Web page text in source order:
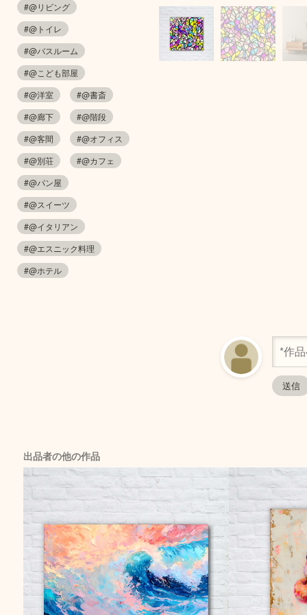
#@リビング
#@トイレ
#@バスルーム
#@こども部屋
#@洋室
#@書斎
#@廊下
#@階段
#@客間
#@オフィス
#@別荘
#@カフェ
#@パン屋
#@スイーツ
#@イタリアン
#@エスニック料理
#@ホテル
出品者の他の作品